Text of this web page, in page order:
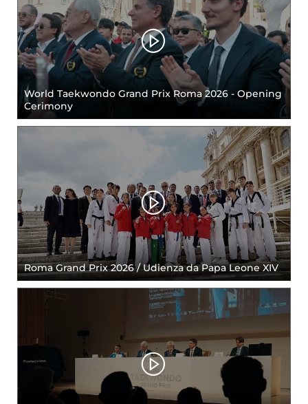
World Taekwondo Grand Prix Roma 2026 - Opening
Cerimony
Roma Grand Prix 2026 / Udienza da Papa Leone XIV